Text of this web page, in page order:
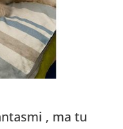
, ma tu